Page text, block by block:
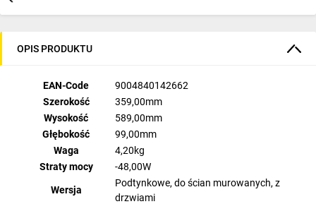
OPIS PRODUKTU
EAN-Code
9004840142662
Szerokość
359,00mm
Wysokość
589,00mm
Głębokość
99,00mm
Waga
4,20kg
Straty mocy
-48,00W
Wersja
Podtynkowe, do ścian murowanych, z
drzwiami